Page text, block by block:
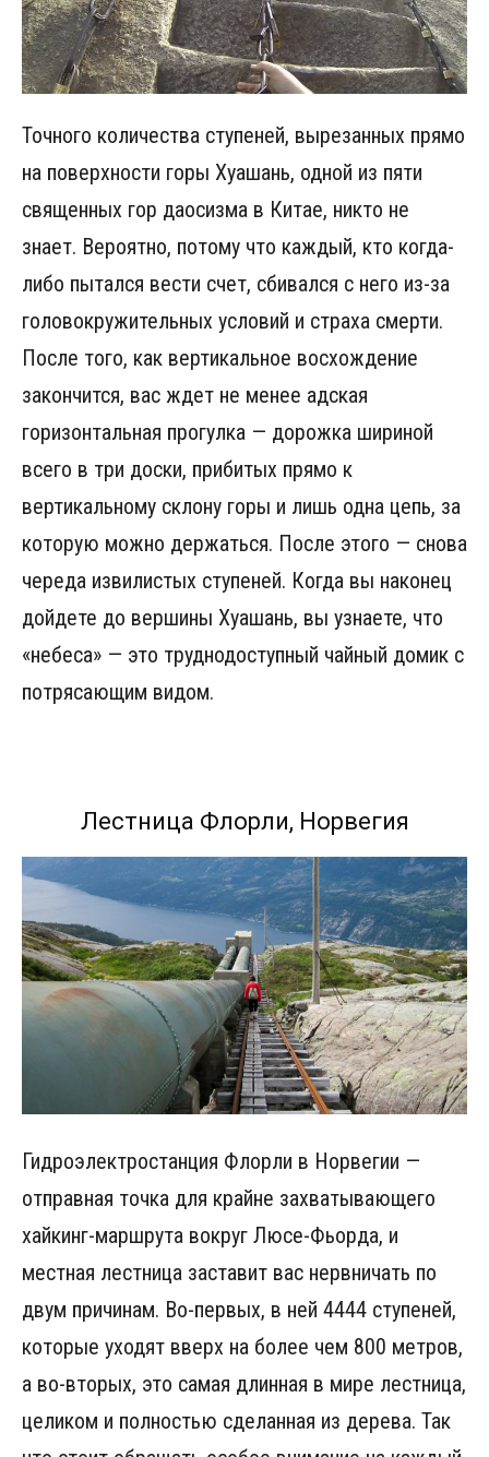
Точного количества ступеней, вырезанных прямо
на поверхности горы Хуашань, одной из пяти
священных гор даосизма в Китае, никто не
знает. Вероятно, потому что каждый, кто когда-
либо пытался вести счет, сбивался с него из-за
головокружительных условий и страха смерти.
После того, как вертикальное восхождение
закончится, вас ждет не менее адская
горизонтальная прогулка — дорожка шириной
всего в три доски, прибитых прямо к
вертикальному склону горы и лишь одна цепь, за
которую можно держаться. После этого — снова
череда извилистых ступеней. Когда вы наконец
дойдете до вершины Хуашань, вы узнаете, что
«небеса» — это труднодоступный чайный домик с
потрясающим видом.
Лестница Флорли, Норвегия
Гидроэлектростанция Флорли в Норвегии —
отправная точка для крайне захватывающего
хайкинг-маршрута вокруг Люсе-Фьорда, и
местная лестница заставит вас нервничать по
двум причинам. Во-первых, в ней 4444 ступеней,
которые уходят вверх на более чем 800 метров,
а во-вторых, это самая длинная в мире лестница,
целиком и полностью сделанная из дерева. Так